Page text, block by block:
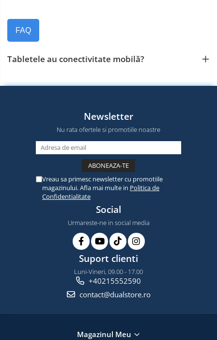
FAQ
Tabletele au conectivitate mobilă?
Newsletter
Nu rata ofertele si promotiile noastre
Vreau sa primesc newsletter cu promotiile
magazinului. Afla mai multe in Politica de
Confidentialitate
Social
Urmareste-ne in social media
Suport clienti
Luni-Vineri, 09.00 - 17.00
+40215552590
contact@dualstore.ro
Magazinul Meu